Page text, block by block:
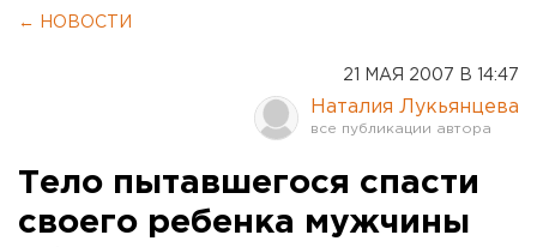
← НОВОСТИ
21 МАЯ 2007 В 14:47
Наталия Лукьянцева
Тело пытавшегося спасти
своего ребенка мужчины